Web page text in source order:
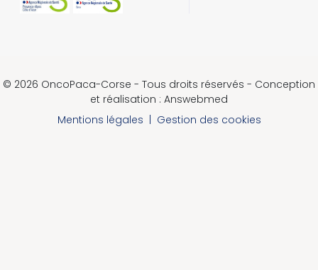
© 2026 OncoPaca-Corse - Tous droits réservés - Conception
et réalisation : Answebmed
Mentions légales | Gestion des cookies